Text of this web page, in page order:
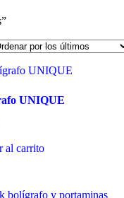
UNIQUE
al carrito